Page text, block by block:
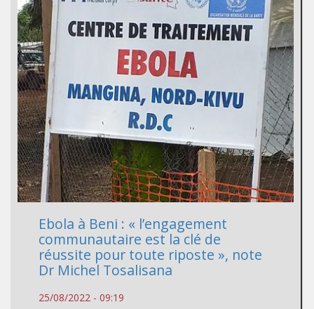
Ebola à Beni : « l’engagement
communautaire est la clé de
réussite pour toute riposte », note
Dr Michel Tosalisana
25/08/2022 - 09:19